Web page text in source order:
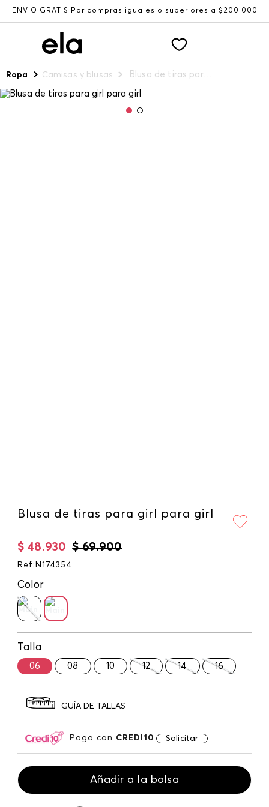
ENVÍO GRATIS Por compras iguales o superiores a $200.000
Ropa Camisas y blusas Blusa de tiras para girl para girl
Blusa de tiras para girl para girl
$ 69.900
$ 48.930
Ref : N174354
Color
Talla
06 08 10 12 14 16
GUÍA DE TALLAS
Paga con CREDI10 Solicitar
Añadir a la bolsa